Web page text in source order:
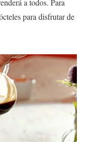
a todos. Para
para disfrutar de